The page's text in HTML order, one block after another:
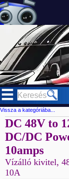
Vissza a kategóriába...
DC 48V to
DC/DC
10amps
Vízálló kivitel,
10A